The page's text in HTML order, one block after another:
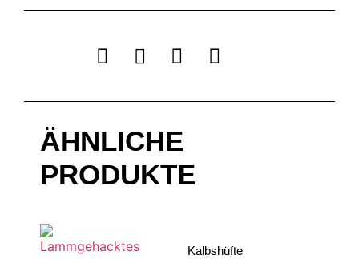
ÄHNLICHE
PRODUKTE
Kalbshüfte